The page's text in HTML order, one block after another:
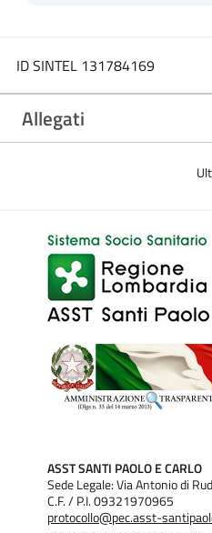
ID SINTEL 131784169
Allegati
ASST SANTI PAOLO E CARLO
Sede Legale: Via Antonio di
C.F. / P.I. 09321970965
protocollo@pec.asst-